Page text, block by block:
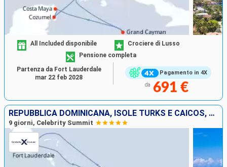
Pagamento in 4X
All Included disponibile
Crociere di Lusso
Pensione completa
da 691 €
Partenza da Fort Lauderdale
mar 22 feb 2028
REPUBBLICA DOMINICANA, ISOLE TURKS E CAICOS, PORTORICO, STATI UNITI
9 giorni, Celebrity Summit